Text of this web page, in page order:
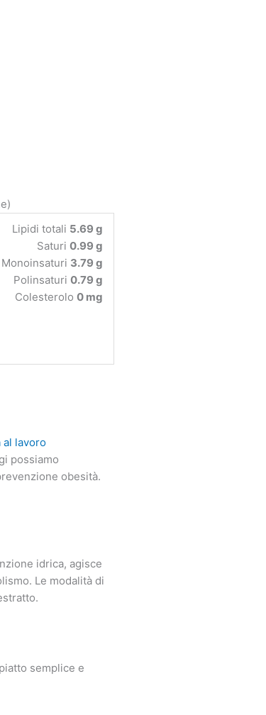
Lipidi totali 5.69 g
Saturi 0.99 g
Monoinsaturi 3.79 g
Polinsaturi 0.79 g
Colesterolo 0 mg
al lavoro
possiamo
obesità.
idrica, agisce
Le modalità di
semplice e